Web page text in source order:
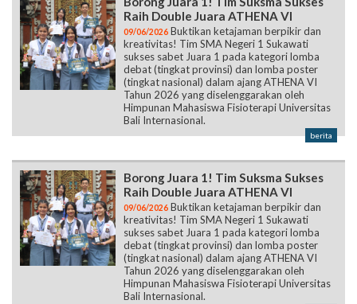
Raih Double Juara ATHENA VI
09/06/2026 Buktikan ketajaman berpikir dan
kreativitas! Tim SMA Negeri 1 Sukawati
sukses sabet Juara 1 pada kategori lomba
debat (tingkat provinsi) dan lomba poster
(tingkat nasional) dalam ajang ATHENA VI
Tahun 2026 yang diselenggarakan oleh
Himpunan Mahasiswa Fisioterapi Universitas
Bali Internasional.
berita
Borong Juara 1! Tim Suksma Sukses
Raih Double Juara ATHENA VI
09/06/2026 Buktikan ketajaman berpikir dan
kreativitas! Tim SMA Negeri 1 Sukawati
sukses sabet Juara 1 pada kategori lomba
debat (tingkat provinsi) dan lomba poster
(tingkat nasional) dalam ajang ATHENA VI
Tahun 2026 yang diselenggarakan oleh
Himpunan Mahasiswa Fisioterapi Universitas
Bali Internasional.